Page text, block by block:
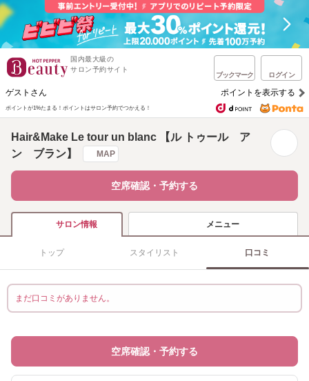
国内最大級の
サロン予約サイト
ブックマーク ログイン
ゲストさん ポイントを表示する
ポイントが1%たまる！ ポイントはサロン予約でつかえる！
Hair&Make Le tour un blanc 【ル トゥール ア
ン ブラン】
MAP
空席確認・予約する
サロン情報 メニュー
トップ スタイリスト 口コミ
まだ口コミがありません。
空席確認・予約する